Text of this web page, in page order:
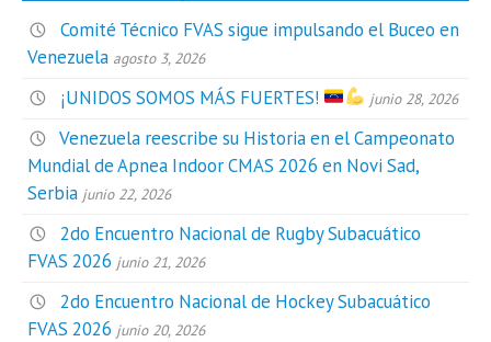
Comité Técnico FVAS sigue impulsando el Buceo en
Venezuela agosto 3, 2026
¡UNIDOS SOMOS MÁS FUERTES! junio 28, 2026
Venezuela reescribe su Historia en el Campeonato
Mundial de Apnea Indoor CMAS 2026 en Novi Sad,
Serbia junio 22, 2026
2do Encuentro Nacional de Rugby Subacuático
FVAS 2026 junio 21, 2026
2do Encuentro Nacional de Hockey Subacuático
FVAS 2026 junio 20, 2026